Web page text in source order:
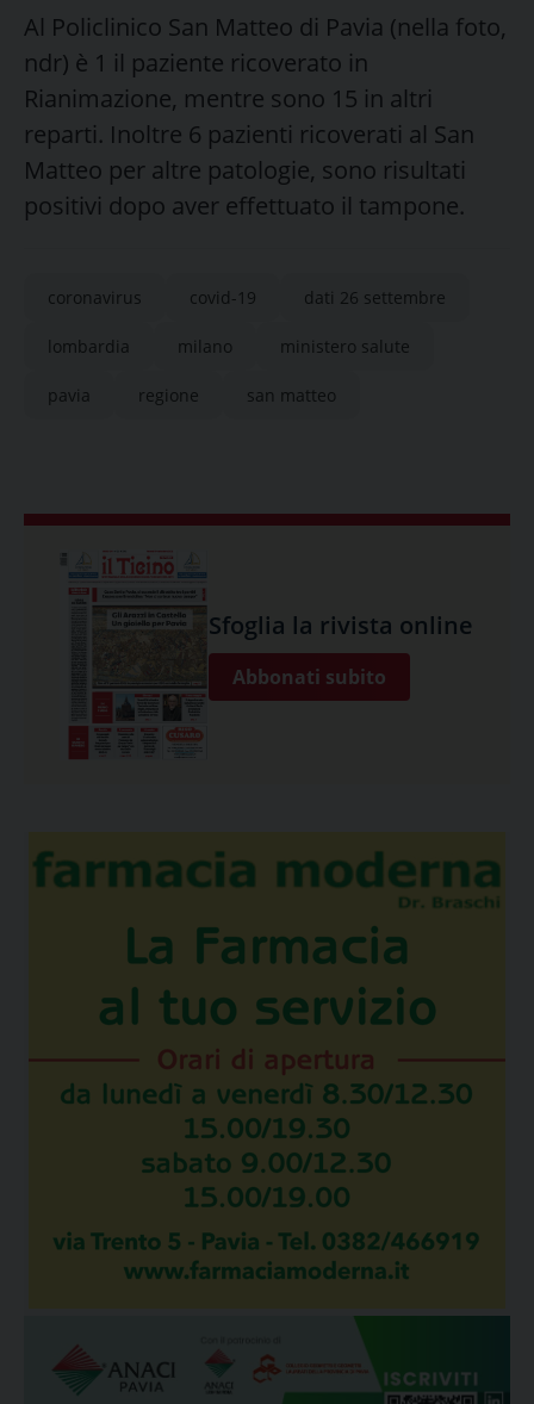
Al Policlinico San Matteo di Pavia (nella foto,
ndr) è 1 il paziente ricoverato in
Rianimazione, mentre sono 15 in altri
reparti. Inoltre 6 pazienti ricoverati al San
Matteo per altre patologie, sono risultati
positivi dopo aver effettuato il tampone.
coronavirus covid-19 dati 26 settembre
lombardia milano ministero salute
pavia regione san matteo
Sfoglia la rivista online
Abbonati subito